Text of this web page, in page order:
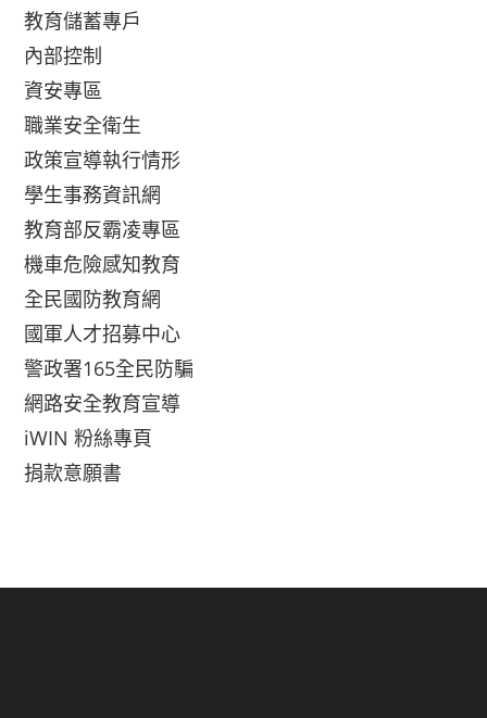
教育儲蓄專戶
內部控制
資安專區
職業安全衛生
政策宣導執行情形
學生事務資訊網
教育部反霸凌專區
機車危險感知教育
全民國防教育網
國軍人才招募中心
警政署165全民防騙
網路安全教育宣導
iWIN 粉絲專頁
捐款意願書